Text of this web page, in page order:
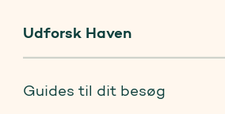
Udforsk Haven
Guides til dit besøg